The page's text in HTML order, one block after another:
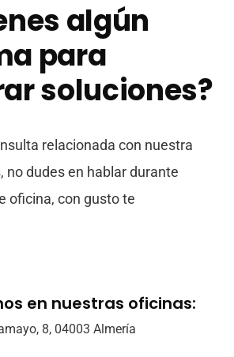
algún
para
soluciones?
relacionada con nuestra
no dudes en hablar durante
oficina, con gusto te
en nuestras oficinas:
8, 04003 Almería